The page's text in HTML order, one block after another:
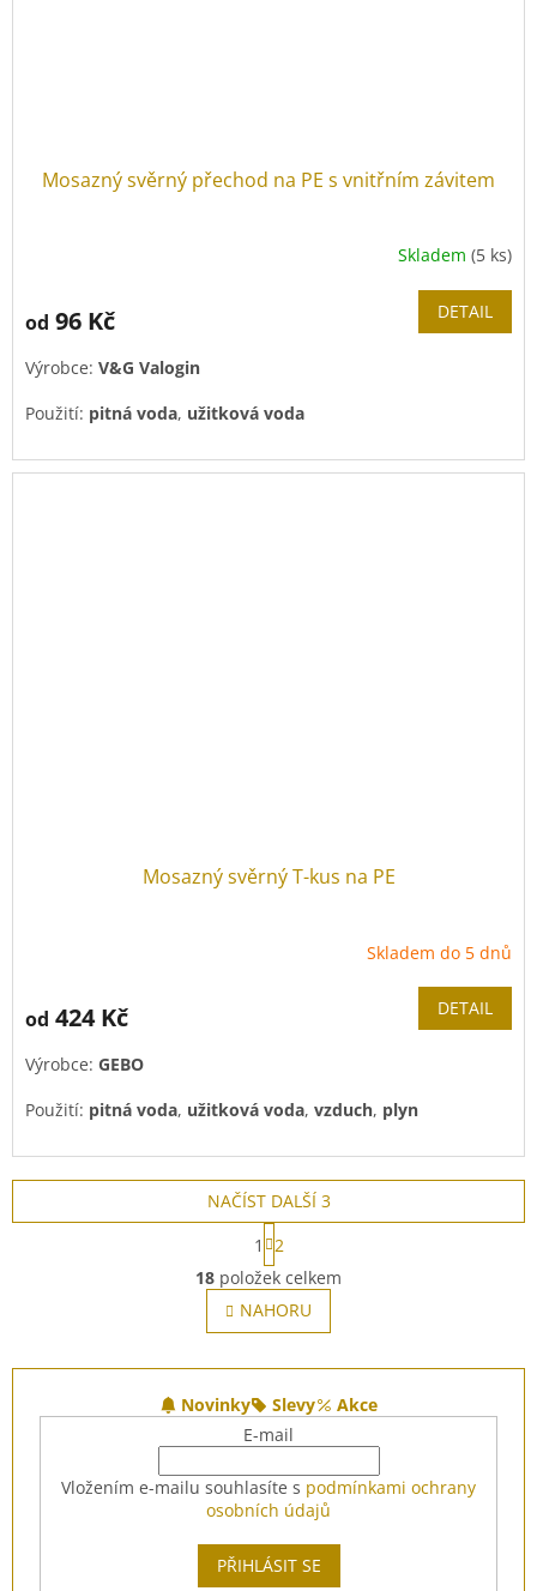
Mosazný svěrný přechod na PE s vnitřním závitem
Skladem (5 ks)
od 96 Kč DETAIL
Výrobce: V&G Valogin
Použití: pitná voda, užitková voda
Mosazný svěrný T-kus na PE
Skladem do 5 dnů
od 424 Kč DETAIL
Výrobce: GEBO
Použití: pitná voda, užitková voda, vzduch, plyn
O
v
l
á
c
í
p
r
v
k
y
v
ý
NAČÍST DALŠÍ 3
S
t
r
á
n
k
v
á
n
í
1
2
18 položek celkem
NAHORU
Novinky Slevy
Akce
E-mail
Vložením e-mailu souhlasíte s podmínkami ochrany
osobních údajů
PŘIHLÁSIT SE